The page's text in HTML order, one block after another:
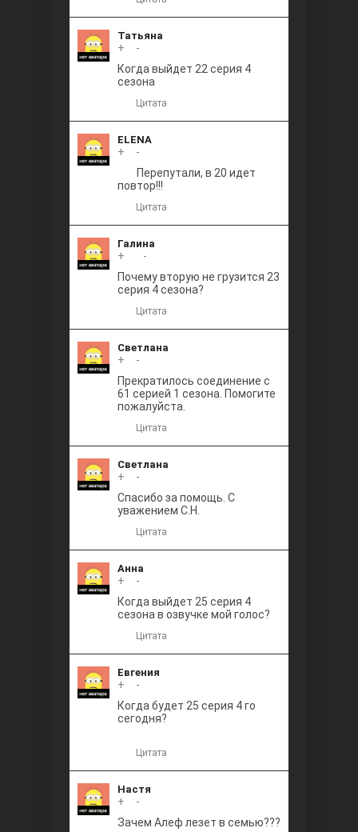
Татьяна
+
-
Когда выйдет 22 серия 4
сезона
Цитата
ELENA
+
-
Перепутали, в 20 идет
повтор!!!
Цитата
Галина
+
-
Почему вторую не грузится 23
серия 4 сезона?
Цитата
Светлана
+
-
Прекратилось соединение с
61 серией 1 сезона. Помогите
пожалуйста.
Цитата
Светлана
+
-
Спасибо за помощь. С
уважением С.Н.
Цитата
Анна
+
-
Когда выйдет 25 серия 4
сезона в озвучке мой голос?
Цитата
Евгения
+
-
Когда будет 25 серия 4 го
сегодня?
Цитата
Настя
+
-
Зачем Алеф лезет в семью???